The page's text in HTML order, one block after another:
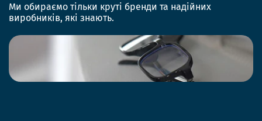
Ми обираємо тільки круті бренди та надійних
виробників, які знають.